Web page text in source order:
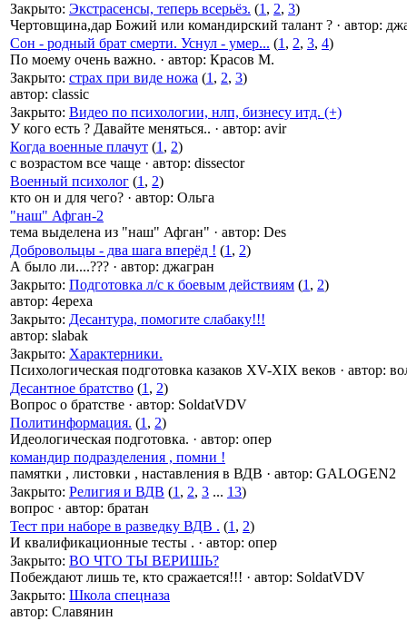
Закрыто: Экстрасенсы, теперь всерьёз. (1 , 2, 3)
Чертовщина,дар Божий или командирский талант ? · автор:
Сон - родный брат смерти. Уснул - умер... (1 , 2, 3, 4)
По моему очень важно. · автор: Красов М.
Закрыто: страх при виде ножа (1 , 2, 3)
автор: classic
Закрыто: Видео по психологии, нлп, бизнесу итд. (+)
У кого есть ? Давайте меняться.. · автор: avir
Когда военные плачут (1 , 2)
с возрастом все чаще · автор: dissector
Военный психолог (1 , 2)
кто он и для чего? · автор: Ольга
"наш" Афган-2
тема выделена из "наш" Афган" · автор: Des
Добровольцы - два шага вперёд ! (1 , 2)
А было ли....??? · автор: джагран
Закрыто: Подготовка л/с к боевым действиям (1 , 2)
автор: 4epexa
Закрыто: Десантура, помогите слабаку!!!
автор: slabak
Закрыто: Характерники.
Психологическая подготовка казаков XV-XIX веков · автор:
Десантное братство (1 , 2)
Вопрос о братстве · автор: SoldatVDV
Политинформация. (1 , 2)
Идеологическая подготовка. · автор: опер
командир подразделения , помни !
памятки , листовки , наставления в ВДВ · автор: GALOGEN2
Закрыто: Религия и ВДВ (1 , 2, 3 ... 13)
вопрос · автор: братан
Тест при наборе в разведку ВДВ . (1 , 2)
И квалификационные тесты . · автор: опер
Закрыто: ВО ЧТО ТЫ ВЕРИШЬ?
Побеждают лишь те, кто сражается!!! · автор: SoldatVDV
Закрыто: Школа спецназа
автор: Славянин